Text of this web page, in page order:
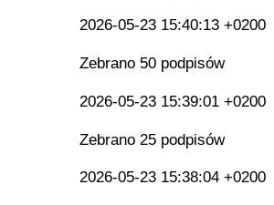
2026-05-23 15:40:13 +0200
Zebrano 50 podpisów
2026-05-23 15:39:01 +0200
Zebrano 25 podpisów
2026-05-23 15:38:04 +0200